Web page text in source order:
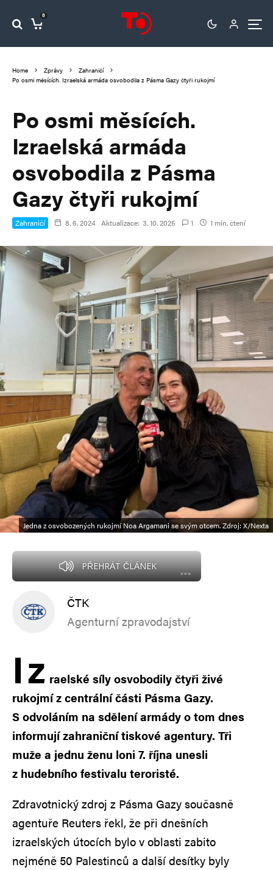
0
Home Zprávy
Zahraničí
Po osmi měsících. Izraelská armáda osvobodila z Pásma Gazy čtyři rukojmí
Po osmi měsících.
Izraelská armáda
osvobodila z Pásma
Gazy čtyři rukojmí
Zahraničí 8. 6. 2024 Aktualizace: 3. 10. 2025 1 1 min. čtení
Jedna z osvobozených rukojmí Noa Argamani se svým otcem. Zdroj: X/Nexta
PŘEHRÁT ČLÁNEK
ČTK
Agenturní zpravodajství
Iz raelské síly osvobodily čtyři živé
rukojmí z centrální části Pásma Gazy.
S odvoláním na sdělení armády o tom dnes
informují zahraniční tiskové agentury. Tři
muže a jednu ženu loni 7. října unesli
z hudebního festivalu teroristé.
Zdravotnický zdroj z Pásma Gazy současně
agentuře Reuters řekl, že při dnešních
izraelských útocích bylo v oblasti zabito
nejméně 50 Palestinců a další desítky byly